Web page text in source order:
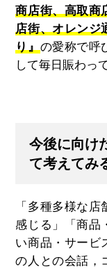
商店街、高取商
店街、オレンジ
り』 の愛称で呼
して毎日賑わっ
今後に向け
て考えてみ
「多種多様な
感じる」「商品
い商品・サービ
の人との会話